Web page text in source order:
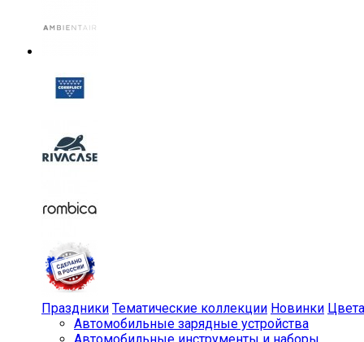
Праздники Тематические коллекции Новинки Цвета
Автомобильные зарядные устройства